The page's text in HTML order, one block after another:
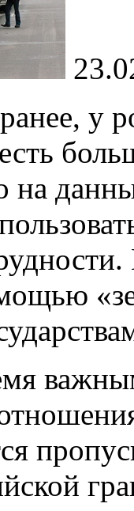
у
на